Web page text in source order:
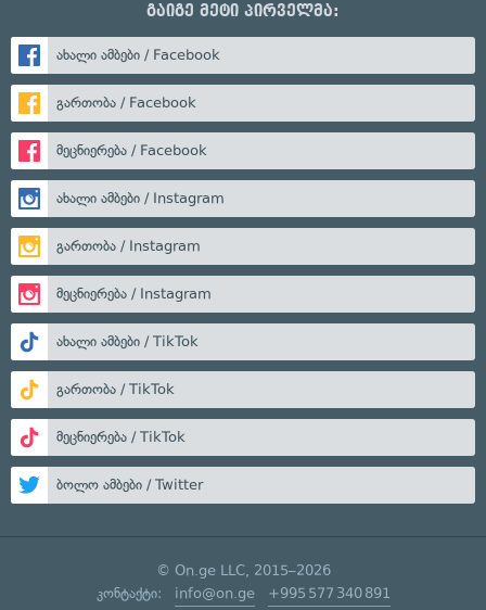
გაიგე მეტი პირველმა:
ახალი ამბები / Facebook
გართობა / Facebook
მეცნიერება / Facebook
ახალი ამბები / Instagram
გართობა / Instagram
მეცნიერება / Instagram
ახალი ამბები / TikTok
გართობა / TikTok
მეცნიერება / TikTok
ბოლო ამბები / Twitter
© On.ge LLC, 2015–2026
კონტაქტი: info@on.ge +995 577 340 891